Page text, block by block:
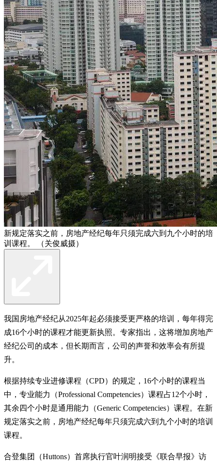
新规定落实之前，房地产经纪每年只须完成六到九个小时的培
训课程。 （关俊威摄）
我国房地产经纪从2025年起必须接受更严格的培训，每年得完
成16个小时的课程才能更新执照。专家指出，这将增加房地产
经纪公司的成本，但长期而言，公司的声誉和效率会有所提
升。
根据持续专业进修课程（CPD）的规定，16个小时的课程当
中，专业能力（Professional Competencies）课程占12个小时，
其余四个小时是通用能力（Generic Competencies）课程。在新
规定落实之前，房地产经纪每年只须完成六到九个小时的培训
课程。
合登集团（Huttons）首席执行官叶润明接受《联合早报》访